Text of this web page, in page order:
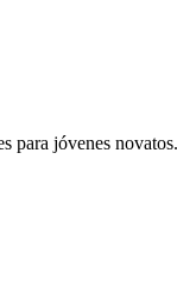
para jóvenes